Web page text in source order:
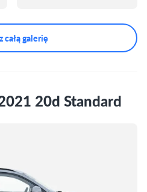
całą galerię
20d Standard